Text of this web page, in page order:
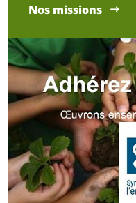
Nos missions